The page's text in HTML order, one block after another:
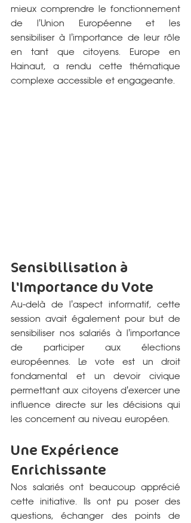
mieux comprendre le fonctionnement
de l'Union Européenne et les
sensibiliser à l'importance de leur rôle
en tant que citoyens. Europe en
Hainaut, a rendu cette thématique
complexe accessible et engageante.
Sensibilisation à
l'Importance du Vote
Au-delà de l'aspect informatif, cette
session avait également pour but de
sensibiliser nos salariés à l'importance
de participer aux élections
européennes. Le vote est un droit
fondamental et un devoir civique
permettant aux citoyens d'exercer une
influence directe sur les décisions qui
les concernent au niveau européen.
Une Expérience
Enrichissante
Nos salariés ont beaucoup apprécié
cette initiative. Ils ont pu poser des
questions, échanger des points de